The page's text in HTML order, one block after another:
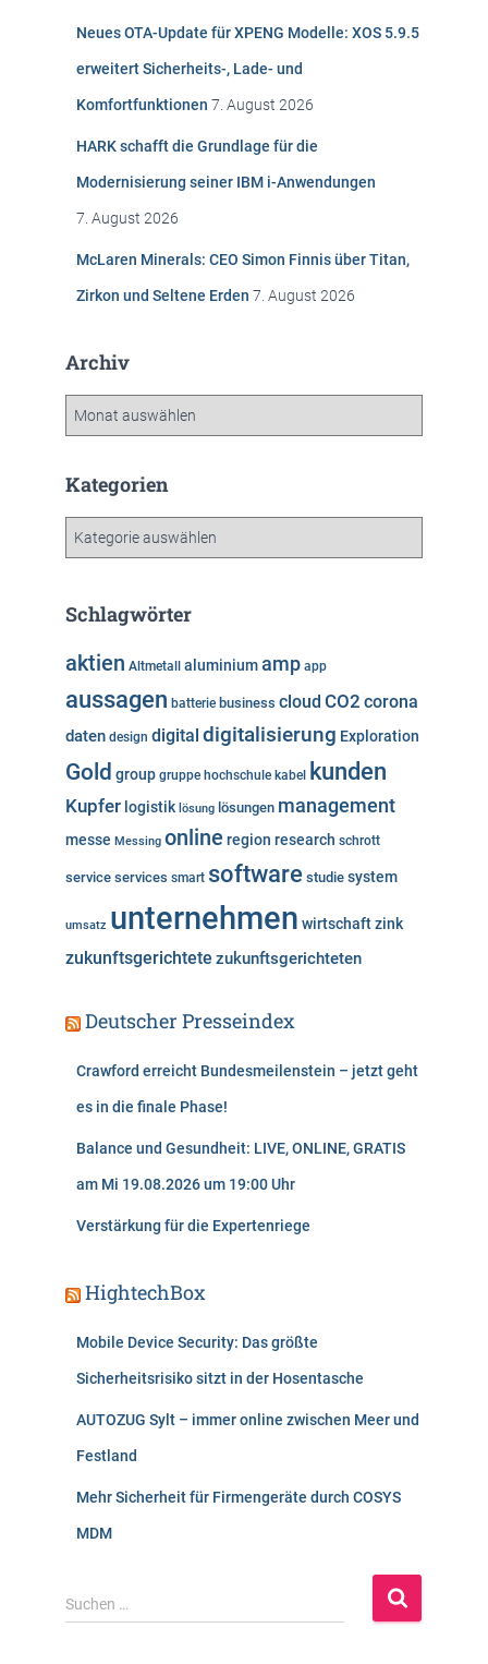
Neues OTA-Update für XPENG Modelle: XOS 5.9.5
erweitert Sicherheits-, Lade- und
Komfortfunktionen 7. August 2026
HARK schafft die Grundlage für die
Modernisierung seiner IBM i-Anwendungen
7. August 2026
McLaren Minerals: CEO Simon Finnis über Titan,
Zirkon und Seltene Erden 7. August 2026
Archiv
h
Kategorien
g
r
i
n
Schlagwörter
aktien Altmetall aluminiumamp app
aussagen batterie business cloud CO2 corona
daten design digital digitalisierung Exploration
Gold group gruppe hochschule kabel kunden
Kupfer logistik lösung lösungen management
messe Messing online region research schrott
service services smart software studie system
umsatz unternehmen wirtschaftzink
zukunftsgerichtete zukunftsgerichteten
Deutscher Presseindex
Crawford erreicht Bundesmeilenstein – jetzt geht
es in die finale Phase!
Balance und Gesundheit: LIVE, ONLINE, GRATIS
am Mi 19.08.2026 um 19:00 Uhr
Verstärkung für die Expertenriege
HightechBox
Mobile Device Security: Das größte
Sicherheitsrisiko sitzt in der Hosentasche
AUTOZUG Sylt – immer online zwischen Meer und
Festland
Mehr Sicherheit für Firmengeräte durch COSYS
MDM
S
u
Suchen …